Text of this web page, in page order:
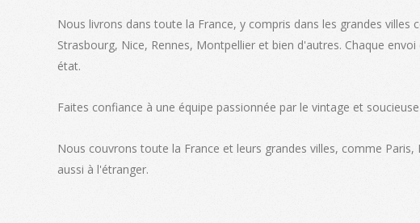
Nous livrons dans toute la France, y compris dans les grandes
Strasbourg, Nice, Rennes, Montpellier et bien d'autres. Chaque
état.
Faites confiance à une équipe passionnée par le vintage et
Nous couvrons toute la France et leurs grandes villes, comme
aussi à l'étranger.